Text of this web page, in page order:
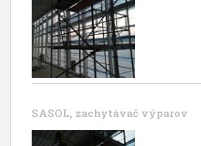
SASOL, zachytávač výparov